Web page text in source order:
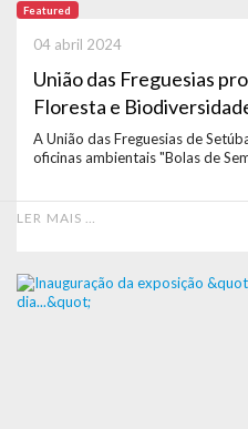
Featured
União das Freguesias
Floresta e
04 abril 2024
A União das Freguesias de
oficinas ambientais "Bolas de
LER MAIS …